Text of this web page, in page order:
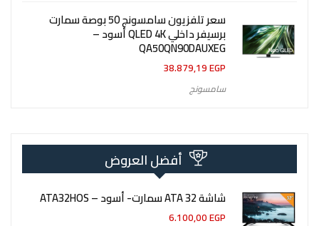
سعر تلفزيون سامسونج 50 بوصة سمارت
برسيفر داخلي QLED 4K أسود –
QA50QN90DAUXEG
38.879,19EGP
سامسونج
أفضل العروض
شاشة 32 ATA سمارت- أسود – ATA32HOS
6.100,00EGP